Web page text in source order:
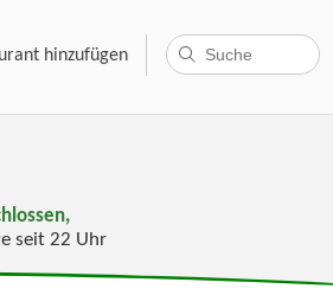
hinzufügen
seit 22 Uhr